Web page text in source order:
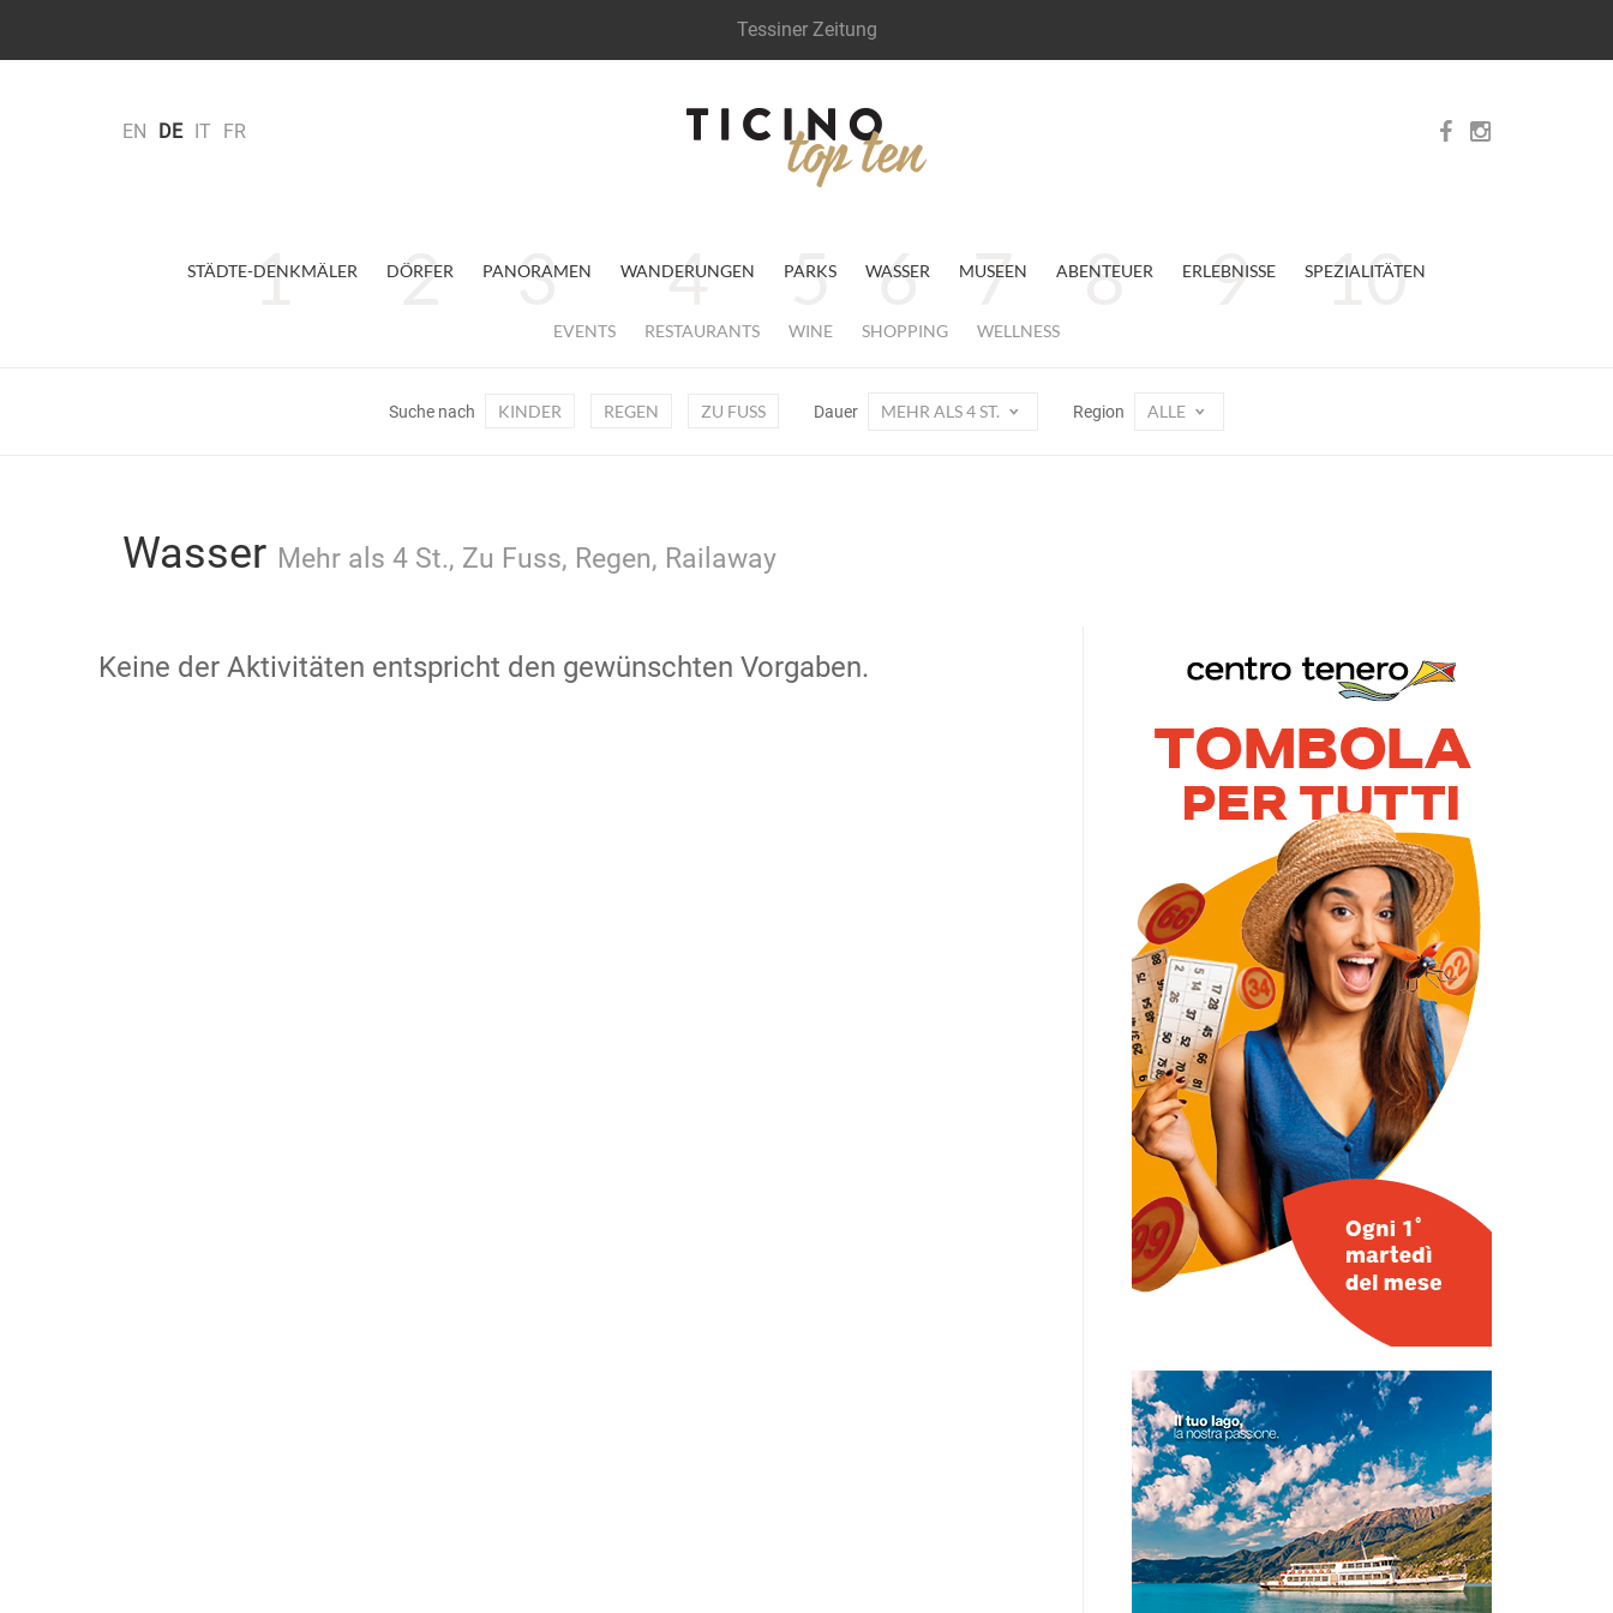
Tessiner Zeitung
EN DE IT FR
STÄDTE-DENKMÄLER DÖRFER PANORAMEN WANDERUNGEN PARKS WASSER MUSEEN ABENTEUER ERLEBNISSE SPEZIALITÄTEN
EVENTS RESTAURANTS WINE SHOPPING WELLNESS
Suche nach KINDER REGEN ZU FUSS Dauer MEHR ALS 4 ST. Region ALLE
Wasser Mehr als 4 St., Zu Fuss, Regen, Railaway
Keine der Aktivitäten entspricht den gewünschten Vorgaben.